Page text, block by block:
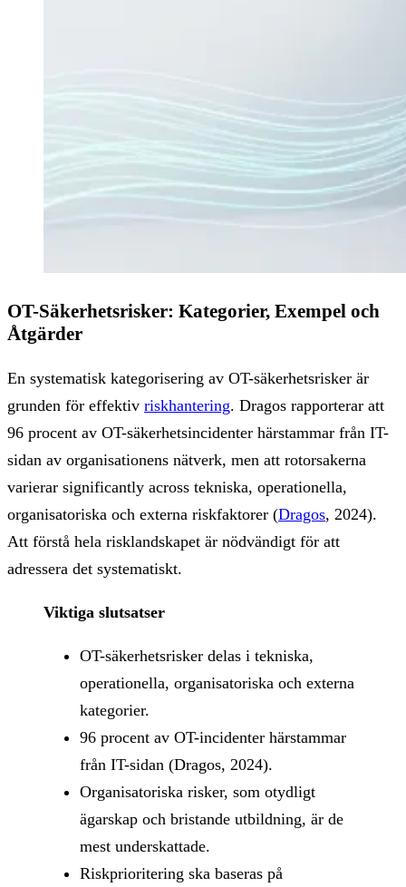
OT-Säkerhetsrisker: Kategorier, Exempel och
Åtgärder
En systematisk kategorisering av OT-säkerhetsrisker är
grunden för effektiv riskhantering. Dragos rapporterar att
96 procent av OT-säkerhetsincidenter härstammar från IT-
sidan av organisationens nätverk, men att rotorsakerna
varierar significantly across tekniska, operationella,
organisatoriska och externa riskfaktorer (Dragos, 2024).
Att förstå hela risklandskapet är nödvändigt för att
adressera det systematiskt.
Viktiga slutsatser
OT-säkerhetsrisker delas i tekniska,
operationella, organisatoriska och externa
kategorier.
96 procent av OT-incidenter härstammar
från IT-sidan (Dragos, 2024).
Organisatoriska risker, som otydligt
ägarskap och bristande utbildning, är de
mest underskattade.
Riskprioritering ska baseras på